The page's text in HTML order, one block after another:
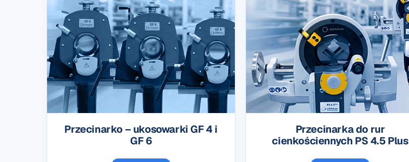
Przecinarko – ukosowarki GF 4 i
GF 6
Przecinarka do rur
cienkościennych PS 4.5 Plus